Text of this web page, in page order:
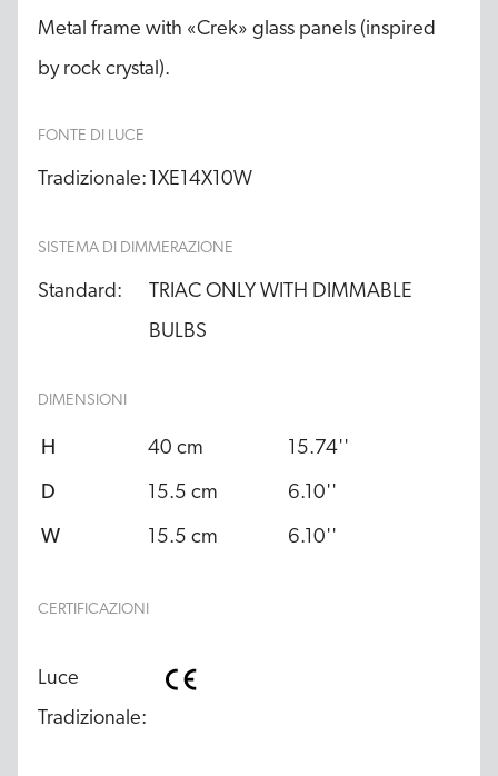
Metal frame with «Crek» glass panels (inspired
by rock crystal).
FONTE DI LUCE
Tradizionale: 1XE14X10W
SISTEMA DI DIMMERAZIONE
Standard:
TRIAC ONLY WITH DIMMABLE
BULBS
DIMENSIONI
H 40 cm 15.74''
D 15.5 cm 6.10''
W 15.5 cm 6.10''
CERTIFICAZIONI
Luce
Tradizionale: